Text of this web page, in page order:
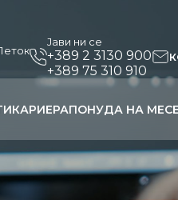
Јави ни се
+389 2 3130 900
+389 75 310 910
КАРИЕРАПОНУДА НА